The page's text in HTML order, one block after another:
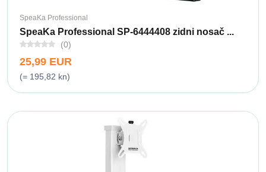
SpeaKa Professional
SpeaKa Professional SP-6444408 zidni nosač ...
(0)
25,99 EUR
(= 195,82 kn)